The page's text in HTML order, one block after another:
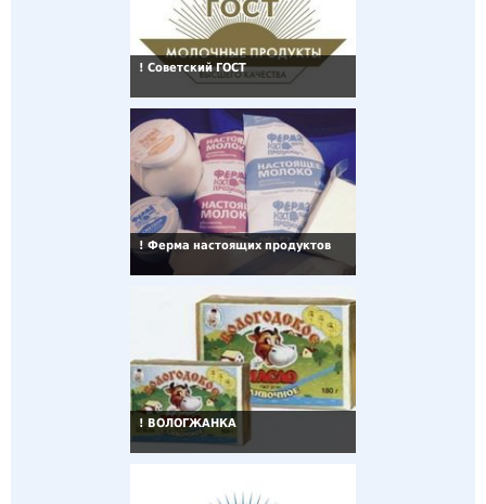
! Советский ГОСТ
! Ферма настоящих продуктов
! ВОЛОГЖАНКА